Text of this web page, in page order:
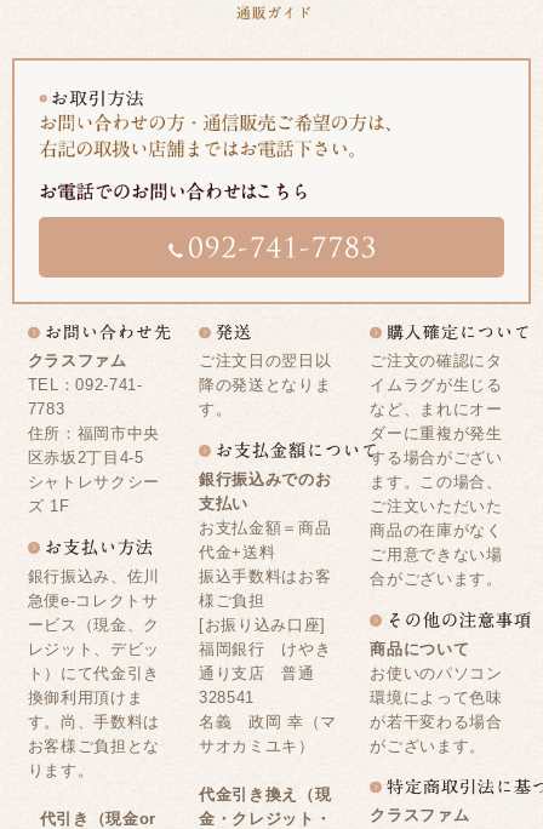
クラスファム
TEL：092-741-
7783
住所：福岡市中央
区赤坂2丁目4-5
シャトレサクシー
ズ 1F
銀行振込み、佐川
急便e-コレクトサ
ービス（現金、ク
レジット、デビッ
ト）にて代金引き
換御利用頂けま
す。尚、手数料は
お客様ご負担とな
ります。
代引き（現金or
ご注文日の翌日以
降の発送となりま
す。
銀行振込みでのお
支払い
お支払金額＝商品
代金+送料
振込手数料はお客
様ご負担
[お振り込み口座]
福岡銀行 けやき
通り支店 普通
328541
名義 政岡 幸（マ
サオカミユキ）
代金引き換え（現
金・クレジット・
ご注文の確認にタ
イムラグが生じる
など、まれにオー
ダーに重複が発生
する場合がござい
ます。この場合、
ご注文いただいた
商品の在庫がなく
ご用意できない場
合がございます。
商品について
お使いのパソコン
環境によって色味
が若干変わる場合
がございます。
クラスファム